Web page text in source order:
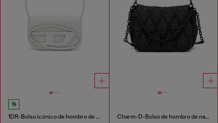
1DR-Bolso icónico de hombro de cuero napa Charm-D-Bolso de hombro de nailon acolchado